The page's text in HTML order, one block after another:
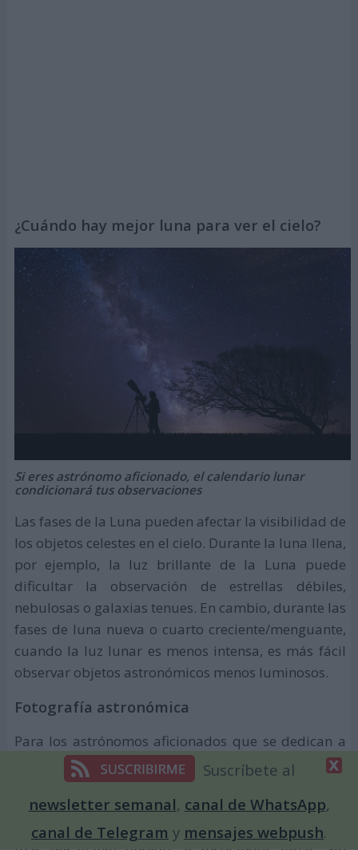
¿Cuándo hay mejor luna para ver el cielo?
Si eres astrónomo aficionado, el calendario lunar
condicionará tus observaciones
Las fases de la Luna pueden afectar la visibilidad de
los objetos celestes en el cielo. Durante la luna llena,
por ejemplo, la luz brillante de la Luna puede
dificultar la observación de estrellas débiles,
nebulosas o galaxias tenues. En cambio, durante las
fases de luna nueva o cuarto creciente/menguante,
cuando la luz lunar es menos intensa, es más fácil
observar objetos astronómicos menos luminosos.
Fotografía astronómica
Para los astrónomos aficionados que se dedican a
la astrofotografía, las fases de la Luna son
importantes para planificar y capturar imágenes de
calidad. Durante las fases de luna llena, tomar
fotografías de objetos celestes débiles puede ser
Suscríbete al
newsletter semanal, canal de WhatsApp,
canal de Telegram y mensajes webpush.